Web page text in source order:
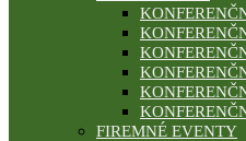
FIREMNÉ EVENTY